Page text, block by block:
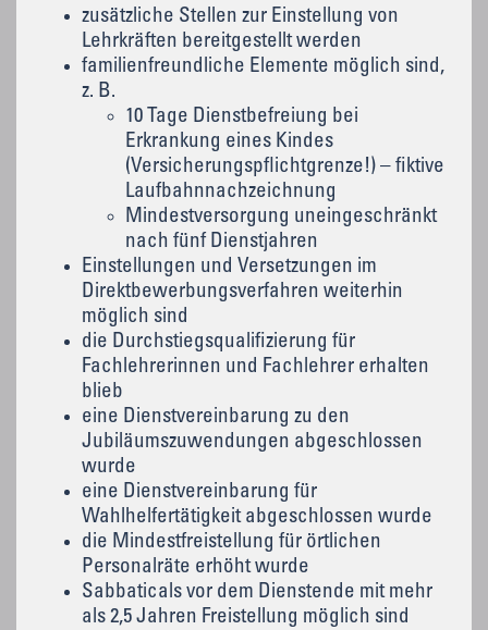
zusätzliche Stellen zur Einstellung von
Lehrkräften bereitgestellt werden
familienfreundliche Elemente möglich sind,
z. B.
10 Tage Dienstbefreiung bei
Erkrankung eines Kindes
(Versicherungspflichtgrenze!) – fiktive
Laufbahnnachzeichnung
Mindestversorgung uneingeschränkt
nach fünf Dienstjahren
Einstellungen und Versetzungen im
Direktbewerbungsverfahren weiterhin
möglich sind
die Durchstiegsqualifizierung für
Fachlehrerinnen und Fachlehrer erhalten
blieb
eine Dienstvereinbarung zu den
Jubiläumszuwendungen abgeschlossen
wurde
eine Dienstvereinbarung für
Wahlhelfertätigkeit abgeschlossen wurde
die Mindestfreistellung für örtlichen
Personalräte erhöht wurde
Sabbaticals vor dem Dienstende mit mehr
als 2,5 Jahren Freistellung möglich sind